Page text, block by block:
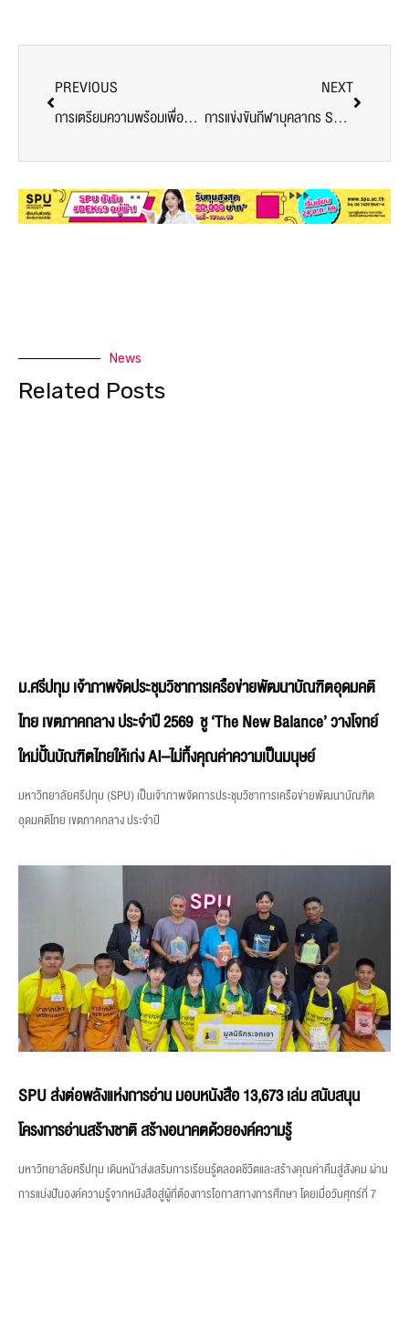
PREVIOUS
การเตรียมความพร้อมเพื่อก้าวสู่การทำงาน ในยุคแห่งความเปลี่ยนแปลง
NEXT
การแข่งขันกีฬาบุคลากร SPU “สัปดาห์แห่งความรักษ์ (สุขภาพ) ครั้งที่ 6”
News
Related Posts
ม.ศรีปทุม เจ้าภาพจัดประชุมวิชาการเครือข่ายพัฒนาบัณฑิตอุดมคติ
ไทย เขตภาคกลาง ประจำปี 2569 ชู ‘The New Balance’ วางโจทย์
ใหม่ปั้นบัณฑิตไทยให้เก่ง AI–ไม่ทิ้งคุณค่าความเป็นมนุษย์
มหาวิทยาลัยศรีปทุม (SPU) เป็นเจ้าภาพจัดการประชุมวิชาการเครือข่ายพัฒนาบัณฑิต
อุดมคติไทย เขตภาคกลาง ประจำปี
SPU ส่งต่อพลังแห่งการอ่าน มอบหนังสือ 13,673 เล่ม สนับสนุน
โครงการอ่านสร้างชาติ สร้างอนาคตด้วยองค์ความรู้
มหาวิทยาลัยศรีปทุม เดินหน้าส่งเสริมการเรียนรู้ตลอดชีวิตและสร้างคุณค่าคืนสู่สังคม ผ่าน
การแบ่งปันองค์ความรู้จากหนังสือสู่ผู้ที่ต้องการโอกาสทางการศึกษา โดยเมื่อวันศุกร์ที่ 7